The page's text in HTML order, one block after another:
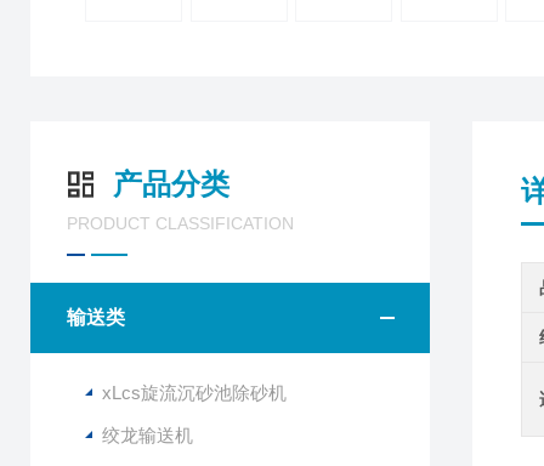
产品分类
PRODUCT CLASSIFICATION
输送类
xLcs旋流沉砂池除砂机
绞龙输送机